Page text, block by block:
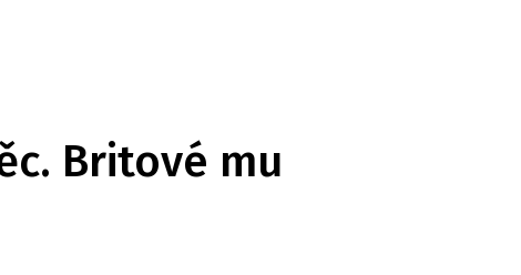
Britové mu